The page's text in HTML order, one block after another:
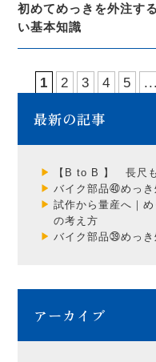
初めてめっきを外注す
い基本知識
1 2 3 4 5 ...
最新の記事
【B to B 】 長尺
バイク部品㊵めっ
試作から量産へ｜
の考え方
バイク部品㊴めっ
アーカイブ